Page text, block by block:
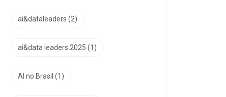
ai&dataleaders (2)
ai&data leaders 2025 (1)
AI no Brasil (1)